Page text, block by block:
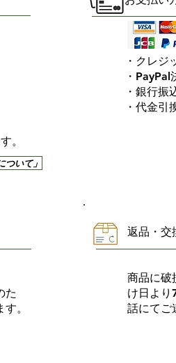
。
ついて」
た
。
・クレジ
・PayPal
・銀行振
・代金引
返品・交
商品に破
け日より
話にてご